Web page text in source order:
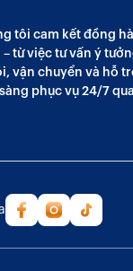
tôi cam kết đồng
từ việc tư vấn ý
vận chuyển và hỗ
phục vụ 24/7